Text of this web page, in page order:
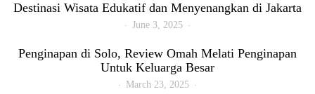
Destinasi Wisata Edukatif dan Menyenangkan di Jakarta
June 3, 2025
Penginapan di Solo, Review Omah Melati Penginapan
Untuk Keluarga Besar
March 23, 2025